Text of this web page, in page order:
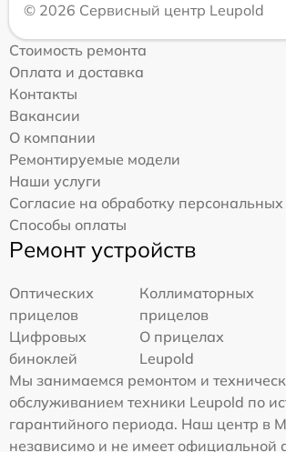
© 2026 Сервисный центр Leupold
Стоимость ремонта
Оплата и доставка
Контакты
Вакансии
О компании
Ремонтируемые модели
Наши услуги
Согласие на обработку
Способы оплаты
Ремонт устройств
Оптических
прицелов
Коллиматорных
прицелов
Цифровых
биноклей
О прицелах
Leupold
Мы занимаемся ремонтом и
обслуживанием техники Leupold по
гарантийного периода. Наш центр в
независимо и не имеет официальной